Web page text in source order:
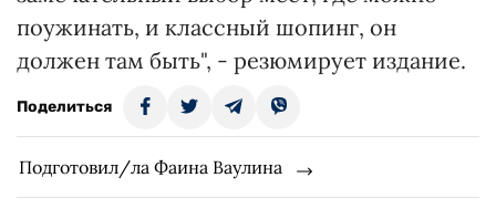
поужинать, и классный шопинг, он
должен там быть", - резюмирует издание.
Поделиться
Подготовил/ла Фаина Ваулина